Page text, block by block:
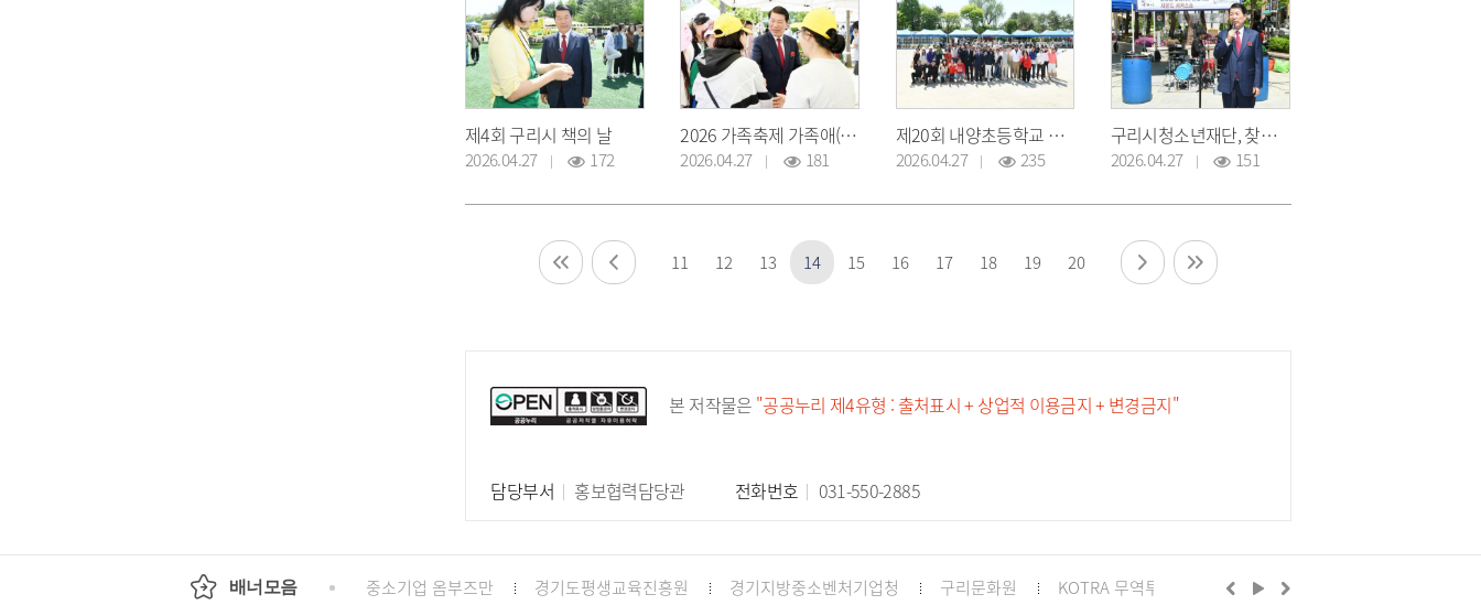
제4회 구리시 책의 날
2026.04.27 172
2026 가족축제 가족애(愛)봄' 행사 개최
2026.04.27 181
제20회 내양초등학교 총동문회 체육대회
2026.04.27 235
구리시청소년재단, 찾아가는 청소년 문화의집 ‘갈매문화극장’ 개최
2026.04.27 151
11 12 13 14 15 16 17 18 19 20
본 저작물은 "공공누리 제4유형 : 출처표시 + 상업적 이용금지 + 변경금지"
담당부서 홍보협력담당관 전화번호 031-550-2885
배너모음
경기도청 행정안전부 중소기업 옴부즈만 경기도평생교육진흥원 경기지방중소벤처기업청 구리문화원 KOTRA 무역투자24 구리시의회